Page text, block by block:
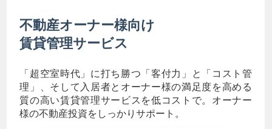
不動産オーナー様向け
賃貸管理サービス
「超空室時代」に打ち勝つ「客付力」と「コスト管
理」、そして入居者とオーナー様の満足度を高める
質の高い賃貸管理サービスを低コストで。オーナー
様の不動産投資をしっかりサポート。